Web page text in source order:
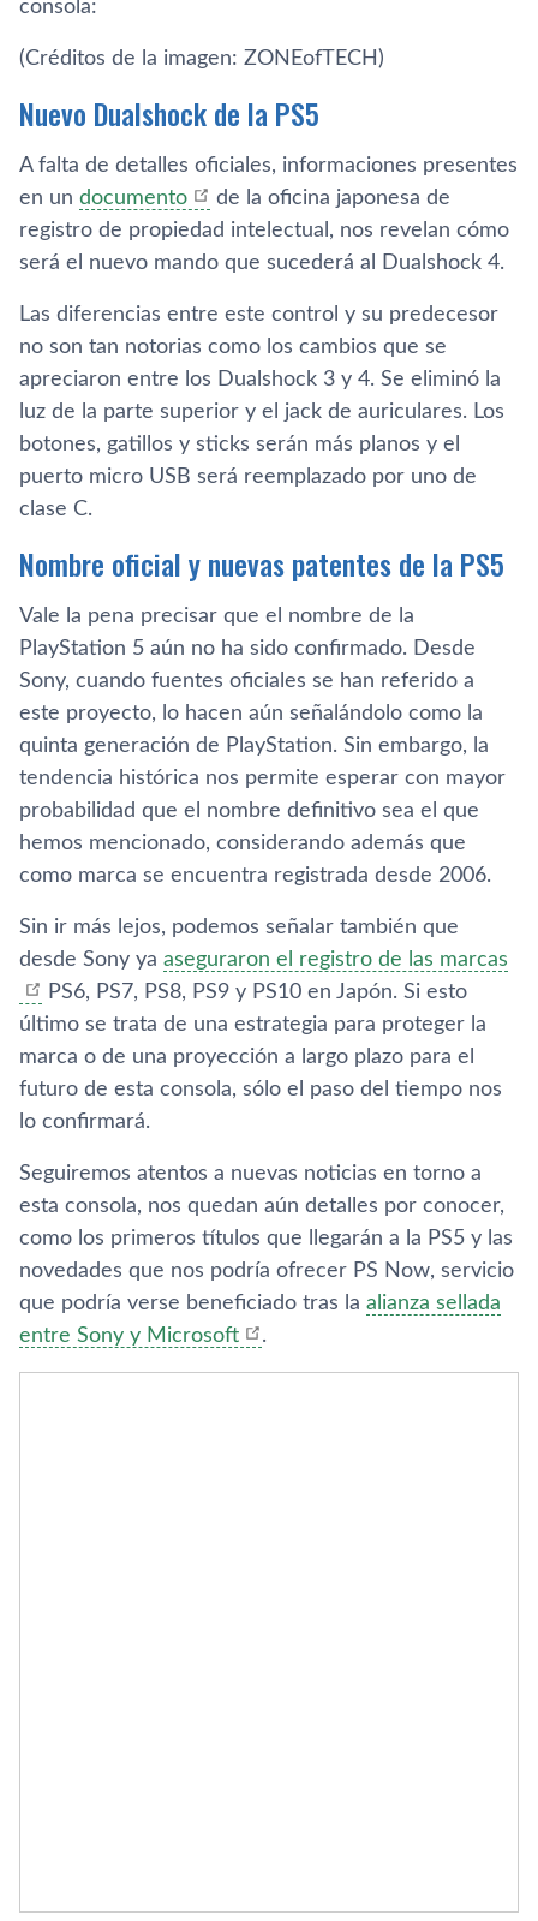
consola:
(Créditos de la imagen: ZONEofTECH)
Nuevo Dualshock de la PS5
A falta de detalles oficiales, informaciones presentes
en un documento
de la oficina japonesa de
registro de propiedad intelectual, nos revelan cómo
será el nuevo mando que sucederá al Dualshock 4.
Las diferencias entre este control y su predecesor
no son tan notorias como los cambios que se
apreciaron entre los Dualshock 3 y 4. Se eliminó la
luz de la parte superior y el jack de auriculares. Los
botones, gatillos y sticks serán más planos y el
puerto micro USB será reemplazado por uno de
clase C.
Nombre oficial y nuevas patentes de la PS5
Vale la pena precisar que el nombre de la
PlayStation 5 aún no ha sido confirmado. Desde
Sony, cuando fuentes oficiales se han referido a
este proyecto, lo hacen aún señalándolo como la
quinta generación de PlayStation. Sin embargo, la
tendencia histórica nos permite esperar con mayor
probabilidad que el nombre definitivo sea el que
hemos mencionado, considerando además que
como marca se encuentra registrada desde 2006.
Sin ir más lejos, podemos señalar también que
desde Sony ya aseguraron el registro de las marcas
PS6, PS7, PS8, PS9 y PS10 en Japón. Si esto
último se trata de una estrategia para proteger la
marca o de una proyección a largo plazo para el
futuro de esta consola, sólo el paso del tiempo nos
lo confirmará.
Seguiremos atentos a nuevas noticias en torno a
esta consola, nos quedan aún detalles por conocer,
como los primeros títulos que llegarán a la PS5 y las
novedades que nos podría ofrecer PS Now, servicio
que podría verse beneficiado tras la alianza sellada
entre Sony y Microsoft
.